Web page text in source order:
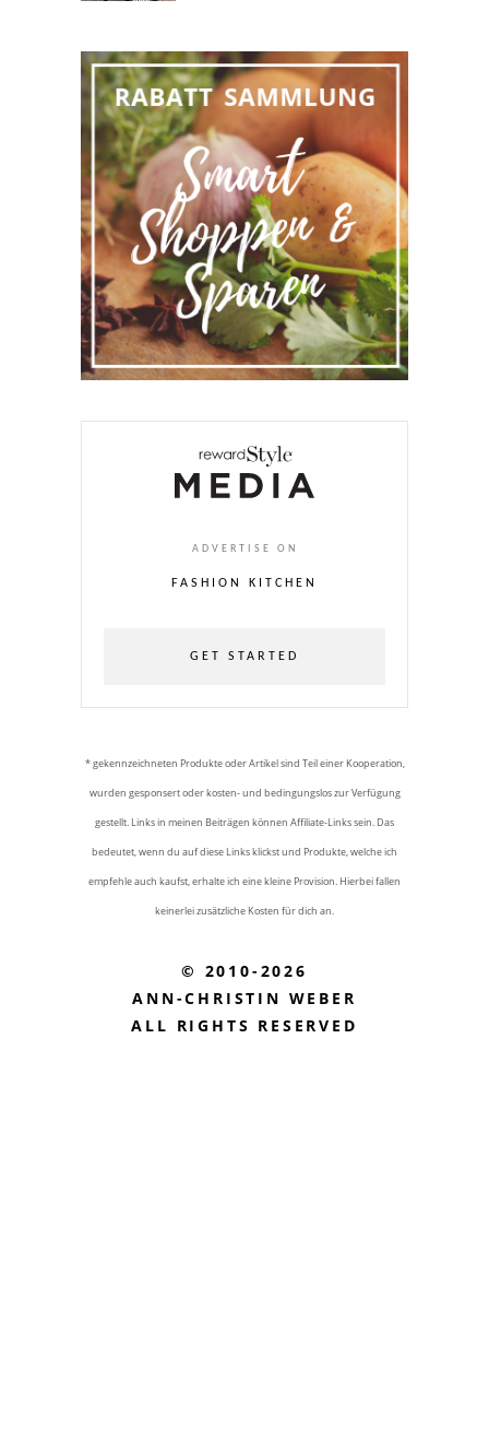
ADVERTISE ON
FASHION KITCHEN
GET STARTED
* gekennzeichneten Produkte oder Artikel sind Teil einer Kooperation,
wurden gesponsert oder kosten- und bedingungslos zur Verfügung
gestellt. Links in meinen Beiträgen können Affiliate-Links sein. Das
bedeutet, wenn du auf diese Links klickst und Produkte, welche ich
empfehle auch kaufst, erhalte ich eine kleine Provision. Hierbei fallen
keinerlei zusätzliche Kosten für dich an.
© 2010-2026
ANN-CHRISTIN WEBER
ALL RIGHTS RESERVED